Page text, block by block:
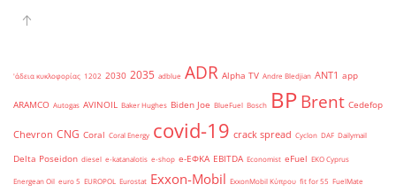
'άδεια κυκλοφορίας 1202 2030 2035 adblue ADR Alpha TV Andre Bledjian ANT1 app
ARAMCO Autogas AVINOIL Baker Hughes Biden Joe BlueFuel Bosch BPBrent Cedefop
Chevron CNG Coral Coral Energy covid-19 crack spread Cyclon DAF Dailymail
Delta Poseidon diesel e-katanalotis e-shop e-ΕΦΚΑ EBITDA Economist eFuel EKO Cyprus
Energean Oil euro 5 EUROPOL Eurostat Exxon-Mobil ExxonMobil Κύπρου fit for 55 FuelMate